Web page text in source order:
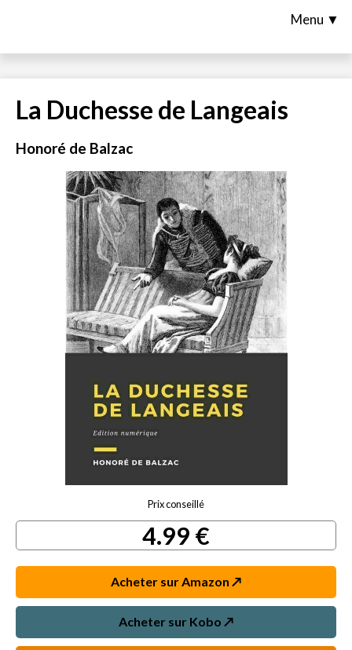
Menu ▼
La Duchesse de Langeais
Honoré de Balzac
Prix conseillé
4.99 €
Acheter sur Amazon ↗️
Acheter sur Kobo ↗️